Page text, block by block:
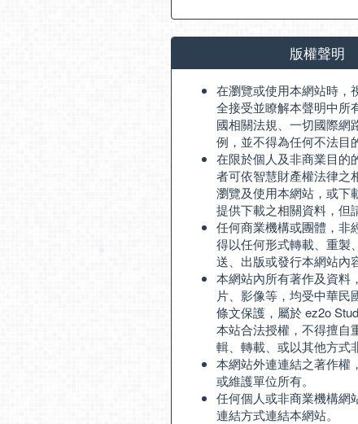
版權聲明
在瀏覽或使用本網站時，
全接受並瞭解本聲明中所
國相關法規、一切國際網
例，並不得為任何不法目
在限於個人及非商業目的
者可依智慧財產權法律之
瀏覽及使用本網站，或下
提供下載之相關資料，但
任何商業機構或團體，非
得以任何形式轉載、重製
送、出版或發行本網站內容
本網站內所有著作及資料
片、影像等，均受中華民
條文保護，屬於 ez2o
本站合法授權，不得擅自
輯、轉載、或以其他方式
本網站外連連結之著作權
或維護單位所有。
任何個人或非商業機構網
連結方式連結本網站。